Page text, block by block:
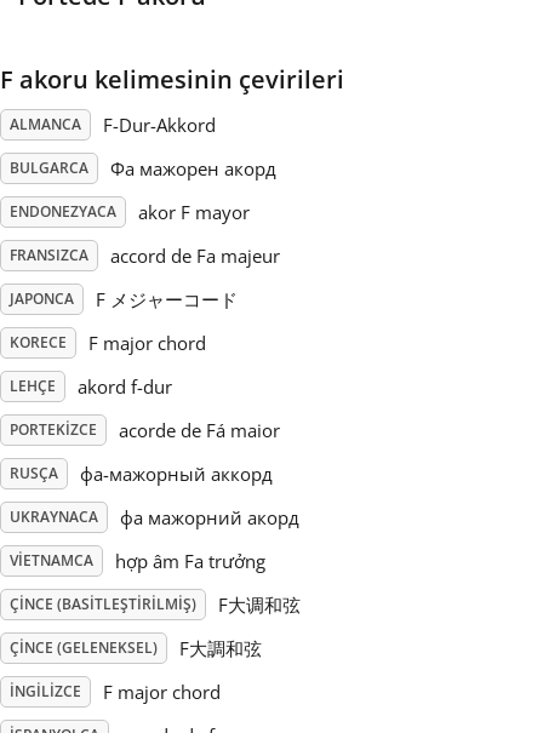
日本語
Polski
Português
Русский
Svenska
Tiếng Việt
Türkçe
Українська
简体中文
繁體中文
F akoru kelimesinin çevirileri
ALMANCA F-Dur-Akkord
BULGARCA Фа мажорен акорд
ENDONEZYACA akor F mayor
FRANSIZCA accord de Fa majeur
JAPONCA F メジャーコード
KORECE F major chord
LEHÇE akord f-dur
PORTEKIZCE acorde de Fá maior
RUSÇA фа-мажорный аккорд
UKRAYNACA фа мажорний акорд
VIETNAMCA hợp âm Fa trưởng
ÇINCE (BASITLEŞTIRILMIŞ) F大调和弦
ÇINCE (GELENEKSEL) F大調和弦
İNGILIZCE F major chord